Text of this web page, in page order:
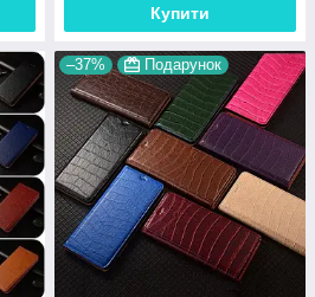
Купити
–37% Подарунок